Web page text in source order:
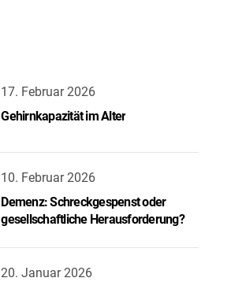
17. Februar 2026
Gehirnkapazität im Alter
10. Februar 2026
Demenz: Schreckgespenst oder
gesellschaftliche Herausforderung?
20. Januar 2026